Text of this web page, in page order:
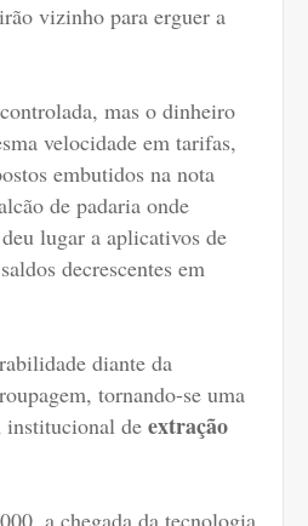
vizinho para erguer a
mas o dinheiro
velocidade em tarifas,
embutidos na nota
de padaria onde
lugar a aplicativos de
decrescentes em
diante da
tornando-se uma
institucional de extração
a chegada da tecnologia